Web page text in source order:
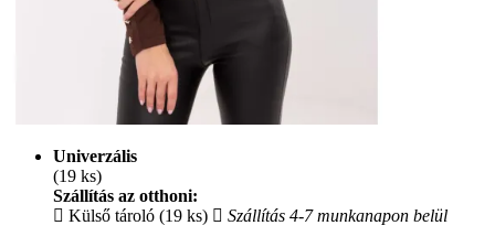
Univerzális
(19 ks)
Szállítás az otthoni:
Külső tároló (19 ks)
Szállítás 4-7 munkanapon belül